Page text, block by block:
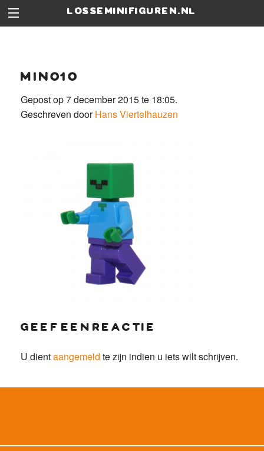
losseminifiguren.nl
min010
Gepost op 7 december 2015 te 18:05.
Geschreven doorHans Viertelhauzen
geef een reactie
U dientaangemeld te zijn indien u iets wilt schrijven.